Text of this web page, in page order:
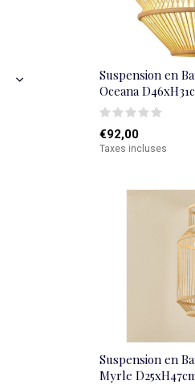
Suspension en
Oceana
€92,00
Taxes incluses
Suspension en
Myrle